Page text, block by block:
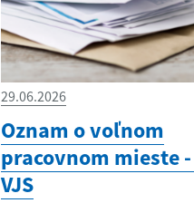
29.06.2026
Oznam o voľnom
pracovnom mieste -
VJS